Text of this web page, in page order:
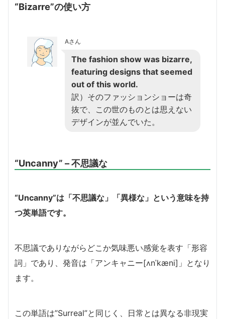
“Bizarre”の使い方
Aさん
The fashion show was bizarre,
featuring designs that seemed
out of this world.
訳）そのファッションショーは奇
抜で、この世のものとは思えない
デザインが並んでいた。
“Uncanny” – 不思議な
“Uncanny”は「不思議な」「異様な」という意味を持
つ英単語です。
不思議でありながらどこか気味悪い感覚を表す「形容
詞」であり、発音は「アンキャニー[ʌnˈkæni]」となり
ます。
この単語は”Surreal”と同じく、日常とは異なる非現実